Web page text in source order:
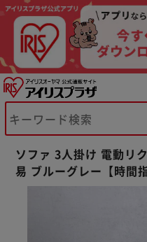
ソファ 3人掛け 電動リ
易 ブルーグレー【時間
カートに入れる